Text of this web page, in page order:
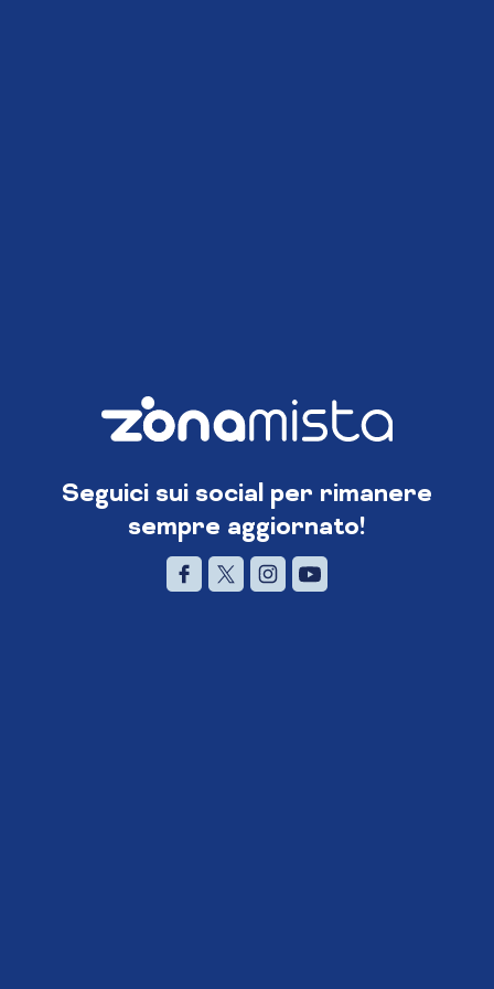
Seguici sui social per rimanere
sempre aggiornato!